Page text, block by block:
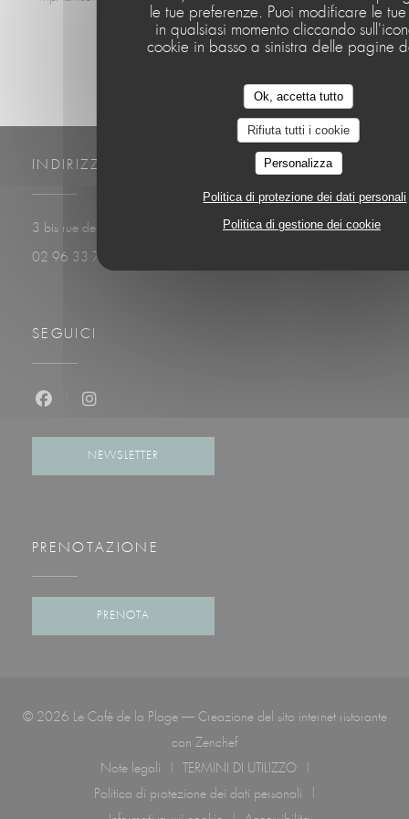
le tue preferenze. Puoi modificare le
in qualsiasi momento cliccando
cookie in basso a sinistra delle pagine
Ok, accetta tutto
Rifiuta tutti i cookie
Personalizza
Politica di protezione dei dati personali
Politica di gestione dei cookie
INDIRIZZO
3 bis rue de Plage 22410 Saint-Quay-Portrieux((apre una nuova
02 96 33 74 67
SEGUICI
NEWSLETTER
PRENOTAZIONE
PRENOTA
© 2026 Le Café de la Plage — Creazione del sito internet ristorante
con Zenchef((apre una nuova finestra))
Note legali
((apre una nuova finestra))
TERMINI DI UTILIZZO
Politica di protezione dei dati personali
((apre una nuova finestra))